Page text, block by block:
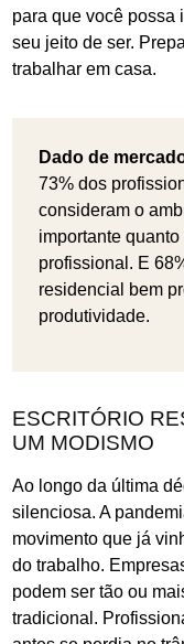
para que você possa
seu jeito de ser.
trabalhar em casa.
Dado de
73% dos
consideram o
importante
profissional. E
residencial bem
produtividade.
ESCRITÓRIO
UM MODISMO
Ao longo da última
silenciosa. A
movimento que já
do trabalho.
podem ser tão ou
tradicional.